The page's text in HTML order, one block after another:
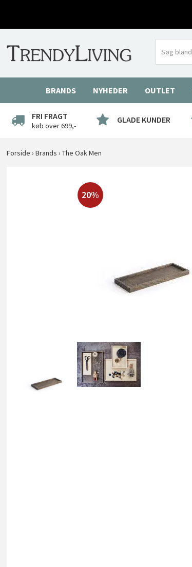
BRANDS NYHEDER OUTLET
FRI FRAGT
køb over 699,-
GLADE KUNDER
Forside ›Brands ›The Oak Men
20%